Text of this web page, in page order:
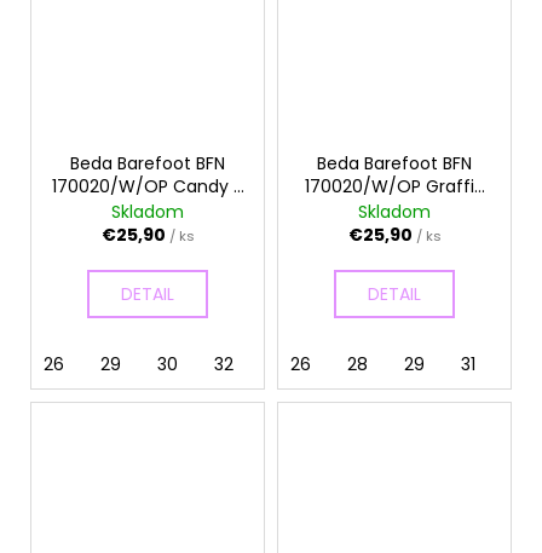
Beda Barefoot BFN
170020/W/OP Candy -
Papuče
Skladom
€25,90 / ks
DETAIL
26 29 30 32
Beda Barefoot BFN
170020/W/OP Graffiti
- Papuče
Skladom
€25,90 / ks
DETAIL
26 28 29 31